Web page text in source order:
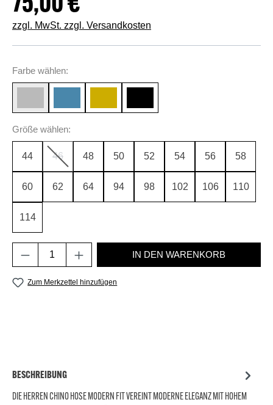
zzgl. MwSt. zzgl. Versandkosten
Farbeauswählen
wählen:
Größeauswählen
wählen:
44 46
(Diese Option ist zurzeit nicht verfügbar.)
48 50 52 54 56 58
60 62 64 94 98 102 106 110
114
Produkt Anzahl: Gib den gewünschten
IN DEN WARENKORB
Zum Merkzettel hinzufügen
BESCHREIBUNG
DIE HERREN CHINO HOSE MODERN FIT VEREINT MODERNE ELEGANZ MIT HOHEM